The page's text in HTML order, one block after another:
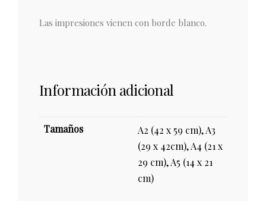
Las impresiones vienen con borde blanco.
Información adicional
Tamaños
A2 (42 x 59 cm), A3
(29 x 42cm), A4 (21 x
29 cm), A5 (14 x 21
cm)